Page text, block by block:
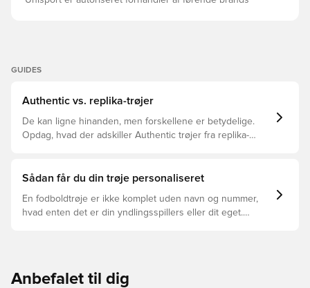
GUIDES
Authentic vs. replika-trøjer
De kan ligne hinanden, men forskellene er betydelige.
Opdag, hvad der adskiller Authentic trøjer fra replika-
Sådan får du din trøje personaliseret
En fodboldtrøje er ikke komplet uden navn og nummer,
hvad enten det er din yndlingsspillers eller dit eget.
Anbefalet til dig